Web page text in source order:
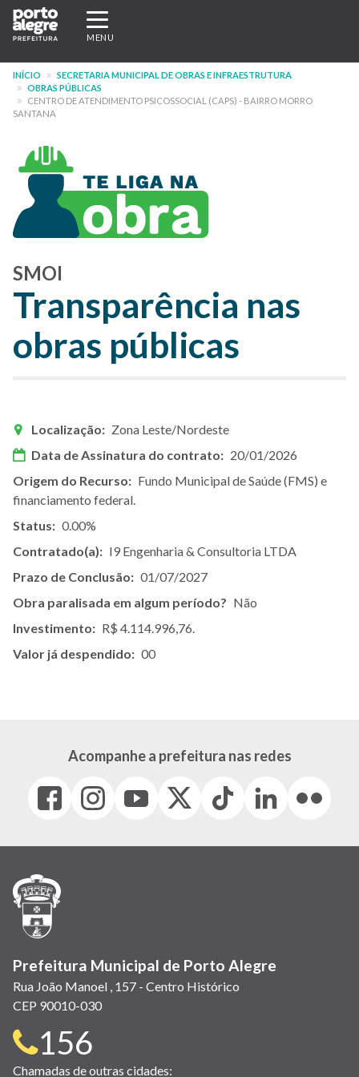
Pular
para
conteúdo
principal
Expandir/recolher
navegação
MENU
INÍCIO
SECRETARIA MUNICIPAL DE OBRAS E INFRAESTRUTURA
OBRAS PÚBLICAS
CENTRO DE ATENDIMENTO PSICOSSOCIAL (CAPS) - BAIRRO MORRO
SANTANA
SMOI
Transparência nas
obras públicas
Localização
Zona Leste/Nordeste
Data de Assinatura do contrato
20/01/2026
Origem do Recurso
Fundo Municipal de Saúde (FMS) e
financiamento federal.
Status
0.00%
Contratado(a)
I9 Engenharia & Consultoria LTDA
Prazo de Conclusão
01/07/2027
Obra paralisada em algum período? Não
Investimento
R$ 4.114.996,76.
Valor já despendido
00
Acompanhe a prefeitura nas redes
Facebook
(link
em
janela)
Instagram
(link
em
(link
em
(Antigo
(link
Tiktok
(link
em
LinkedIn
(link
em
(link
em
Prefeitura Municipal de Porto Alegre
Rua João Manoel , 157 - Centro Histórico
CEP 90010-030
Telefone
156
Chamadas de outras cidades: